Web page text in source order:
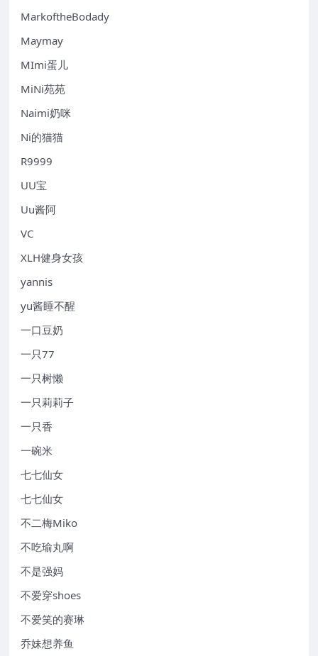
MarkoftheBodady
Maymay
MImi蛋儿
MiNi苑苑
Naimi奶咪
Ni的猫猫
R9999
UU宝
Uu酱阿
VC
XLH健身女孩
yannis
yu酱睡不醒
一口豆奶
一只77
一只树懒
一只莉莉子
一只香
一碗米
七七仙女
七七仙女
不二梅Miko
不吃瑜丸啊
不是强妈
不爱穿shoes
不爱笑的赛琳
乔妹想养鱼